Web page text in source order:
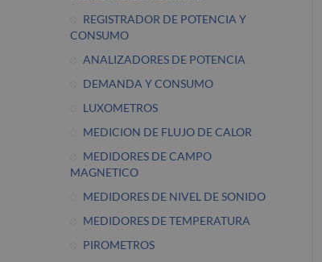
REGISTRADOR DE POTENCIA Y
CONSUMO
ANALIZADORES DE POTENCIA
DEMANDA Y CONSUMO
LUXOMETROS
MEDICION DE FLUJO DE CALOR
MEDIDORES DE CAMPO
MAGNETICO
MEDIDORES DE NIVEL DE SONIDO
MEDIDORES DE TEMPERATURA
PIROMETROS